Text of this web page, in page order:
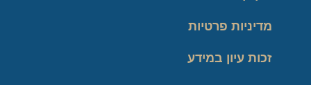
מדיניות פרטיות
זכות עיון במידע